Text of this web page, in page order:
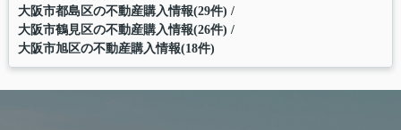
大阪市都島区の不動産購入情報(29件)
大阪市鶴見区の不動産購入情報(26件)
大阪市旭区の不動産購入情報(18件)